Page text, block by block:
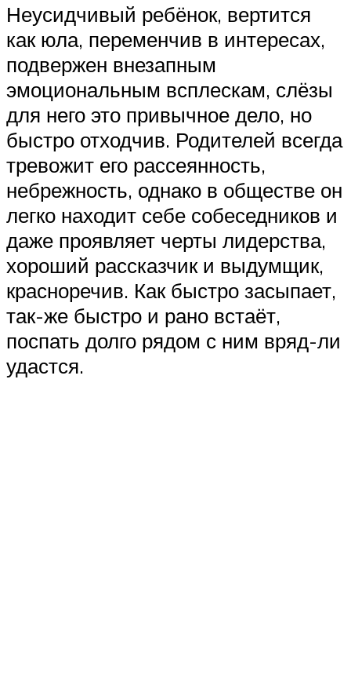
Неусидчивый ребёнок, вертится
как юла, переменчив в интересах,
подвержен внезапным
эмоциональным всплескам, слёзы
для него это привычное дело, но
быстро отходчив. Родителей всегда
тревожит его рассеянность,
небрежность, однако в обществе он
легко находит себе собеседников и
даже проявляет черты лидерства,
хороший рассказчик и выдумщик,
красноречив. Как быстро засыпает,
так-же быстро и рано встаёт,
поспать долго рядом с ним вряд-ли
удастся.